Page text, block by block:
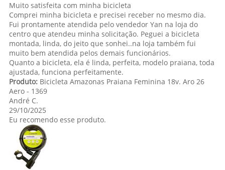
Muito satisfeita com minha bicicleta
Comprei minha bicicleta e precisei receber no mesmo dia.
Fui prontamente atendida pelo vendedor Yan na loja do
centro que atendeu minha solicitação. Peguei a bicicleta
montada, linda, do jeito que sonhei..na loja também fui
muito bem atendida pelos demais funcionários.
Quanto a bicicleta, ela é linda, perfeita, modelo praiana, toda
ajustada, funciona perfeitamente.
Produto:Bicicleta Amazonas Praiana Feminina 18v. Aro 26
Aero - 1369
André C.
29/10/2025
Eu recomendo esse produto.